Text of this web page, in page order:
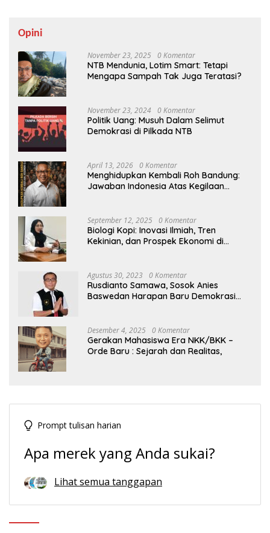
Opini
November 23, 2025 0 Komentar
NTB Mendunia, Lotim Smart: Tetapi
Mengapa Sampah Tak Juga Teratasi?
November 23, 2024 0 Komentar
Politik Uang: Musuh Dalam Selimut
Demokrasi di Pilkada NTB
April 13, 2026 0 Komentar
Menghidupkan Kembali Roh Bandung:
Jawaban Indonesia Atas Kegilaan
September 12, 2025 0 Komentar
Biologi Kopi: Inovasi Ilmiah, Tren
Kekinian, dan Prospek Ekonomi di
Agustus 30, 2023 0 Komentar
Rusdianto Samawa, Sosok Anies
Baswedan Harapan Baru Demokrasi
Desember 4, 2025 0 Komentar
Gerakan Mahasiswa Era NKK/BKK –
Orde Baru : Sejarah dan Realitas,
Prompt tulisan harian
Apa merek yang Anda sukai?
Lihat semua tanggapan